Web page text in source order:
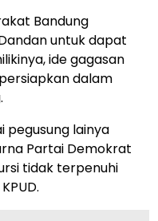
Bandung
untuk dapat
ide gagasan
dalam
pegusung lainya
Partai Demokrat
tidak terpenuhi